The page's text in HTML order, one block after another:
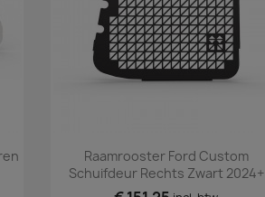
Snel bekijken
Raamrooster Ford Custom
Schuifdeur Rechts Zwart 2024+